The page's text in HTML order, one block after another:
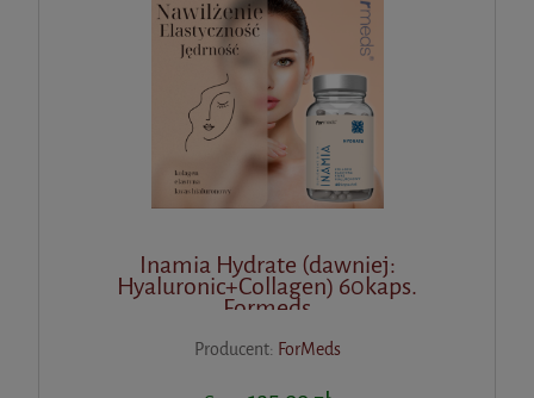
Inamia Hydrate (dawniej:
Hyaluronic+Collagen) 60kaps.
Formeds
Producent: ForMeds